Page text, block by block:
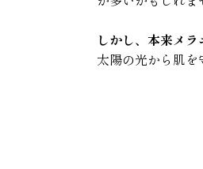
しかし、本来メ
太陽の光から肌を